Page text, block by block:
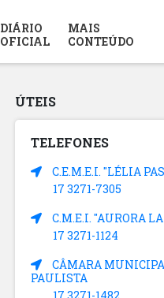
DIÁRIO
OFICIAL
MAIS
CONTEÚDO
ÚTEIS
TELEFONES
C.E.M.E.I. "LÉLIA
17 3271-7305
C.M.E.I. "AURORA
17 3271-1124
CÂMARA
PAULISTA